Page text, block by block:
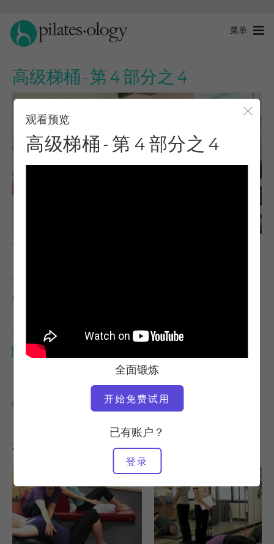
菜单
高级梯桶 - 第 4 部分之 4
关闭
观看预览
高级梯桶 - 第 4 部分之 4
全面锻炼
开始免费试用
已有账户？
登录
观察与学习
教师
梅乔-维金
所需设备
梯桶
查找类似课程
您可能喜欢的其他锻炼